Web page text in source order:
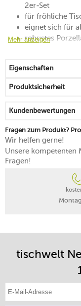
2er-Set
für fröhliche
eignet sich für
robustes
Mehr anzeigen
Eigenschaften
Produktsicherheit
Kundenbewertungen
Fragen zum Produkt?
Wir helfen gerne!
Unsere kompetenten
Fragen!
tischwelt